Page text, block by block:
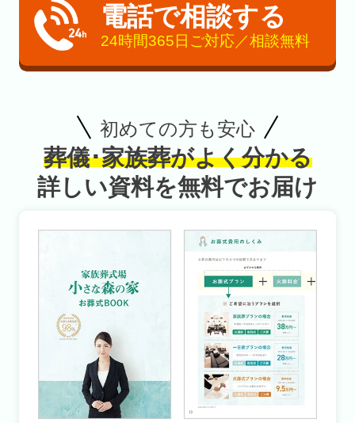
電話で相談する
24時間365日ご対応／相談無料
初めての方も安心
葬儀･家族葬がよく分かる
詳しい資料を無料でお届け
お得な会員価格!